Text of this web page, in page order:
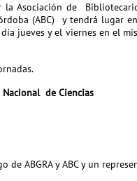
Asociación de
(ABC) y tendrá lugar
jueves y el viernes en el
Nacional de Ciencias
ABGRA y ABC y un